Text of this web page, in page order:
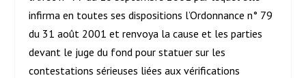
infirma en toutes ses dispositions l’Ordonnance n° 79
du 31 août 2001 et renvoya la cause et les parties
devant le juge du fond pour statuer sur les
contestations sérieuses liées aux vérifications